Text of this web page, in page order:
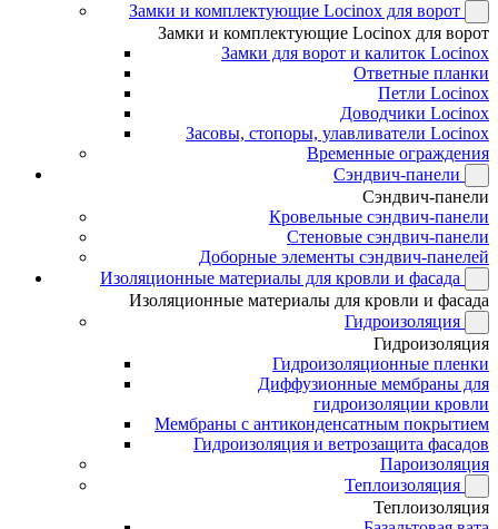
Замки и комплектующие Locinox для ворот
Замки и комплектующие Locinox для ворот
Замки для ворот и калиток Locinox
Ответные планки
Петли Locinox
Доводчики Locinox
Засовы, стопоры, улавливатели Locinox
Временные ограждения
Сэндвич-панели
Сэндвич-панели
Кровельные сэндвич-панели
Стеновые сэндвич-панели
Доборные элементы сэндвич-панелей
Изоляционные материалы для кровли и фасада
Изоляционные материалы для кровли и фасада
Гидроизоляция
Гидроизоляция
Гидроизоляционные пленки
Диффузионные мембраны для
гидроизоляции кровли
Мембраны с антиконденсатным покрытием
Гидроизоляция и ветрозащита фасадов
Пароизоляция
Теплоизоляция
Теплоизоляция